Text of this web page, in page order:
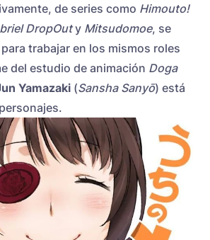
de series como Himouto!
DropOuty Mitsudomoe, se
trabajar en los mismos roles
del estudio de animación Doga
Yamazaki (Sansha Sanyō) está